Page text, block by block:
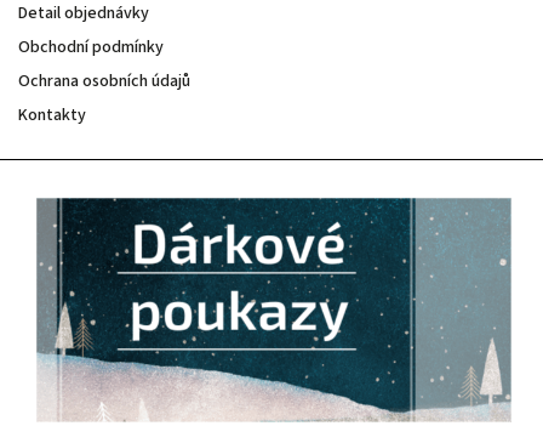
Detail objednávky
Obchodní podmínky
Ochrana osobních údajů
Kontakty